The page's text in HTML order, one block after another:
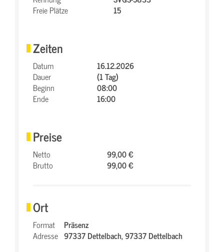
Freie Plätze
15
Zeiten
Datum
16.12.2026
Dauer
(1 Tag)
Beginn
08:00
Ende
16:00
Preise
Netto
99,00 €
Brutto
99,00 €
Ort
Format
Präsenz
Adresse 97337 Dettelbach,97337 Dettelbach